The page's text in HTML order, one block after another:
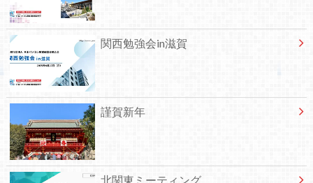
関西勉強会in滋賀
謹賀新年
北関東ミーティング